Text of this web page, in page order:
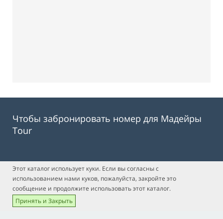
Чтобы забронировать номер для Мадейры
Tour
Этот каталог использует куки. Если вы согласны с
использованием нами куков, пожалуйста, закройте это
сообщение и продолжите использовать этот каталог.
Принять и Закрыть